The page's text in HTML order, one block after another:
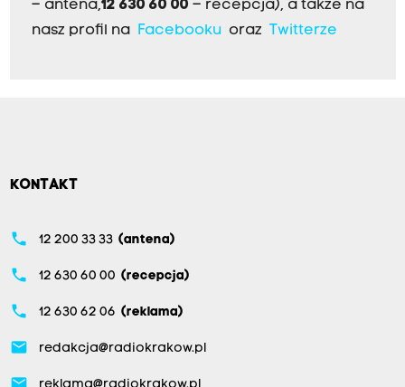
– antena,12 630 60 00 – recepcja), a także na
nasz profil na
Facebookuoraz Twitterze
KONTAKT
phone 12 200 33 33 (antena)
phone 12 630 60 00 (recepcja)
phone 12 630 62 06 (reklama)
email redakcja@radiokrakow.pl